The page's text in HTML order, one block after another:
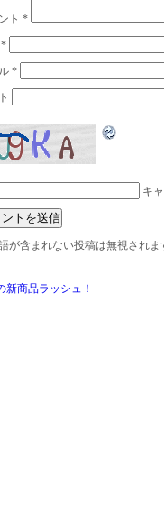
ト *
*
*
キ
が含まれない投稿は無視され
新商品ラッシュ！